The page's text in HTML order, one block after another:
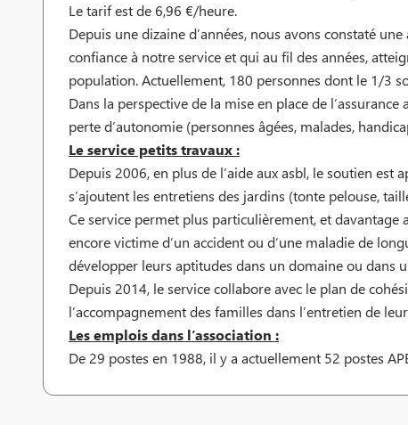
Le tarif est de 6,96 €/heure.
Depuis une dizaine d’années, nous avons constaté
confiance à notre service et qui au fil des années,
population. Actuellement, 180 personnes dont le 1/3
Dans la perspective de la mise en place de
perte d’autonomie (personnes âgées, malades,
Le service petits travaux :
Depuis 2006, en plus de l’aide aux asbl, le soutien
s’ajoutent les entretiens des jardins (tonte pelouse,
Ce service permet plus particulièrement, et davantage
encore victime d’un accident ou d’une maladie de
développer leurs aptitudes dans un domaine ou dans
Depuis 2014, le service collabore avec le plan de
l’accompagnement des familles dans l’entretien de
Les emplois dans l’association :
De 29 postes en 1988, il y a actuellement 52 postes